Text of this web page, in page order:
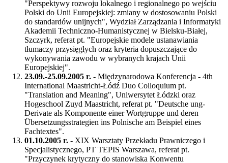
"Perspektywy rozwoju lokalnego i regionalnego po wejściu
Polski do Unii Europejskiej: zmiany w dostosowaniu Polski
do standardów unijnych", Wydział Zarządzania i Informatyki
Akademii Techniczno-Humanistycznej w Bielsku-Białej,
Szczyrk, referat pt. "Europejskie modele ustanawiania
tłumaczy przysięgłych oraz kryteria dopuszczające do
wykonywania zawodu w wybranych krajach Unii
Europejskiej".
23.09.-25.09.2005 r. - Międzynarodowa Konferencja - 4th
International Maastricht-Łódź Duo Colloquium pt.
"Translation and Meaning", Uniwersytet Łódzki oraz
Hogeschool Zuyd Maastricht, referat pt. "Deutsche ung-
Derivate als Komponente einer Wortgruppe und deren
Übersetzungsstrategien ins Polnische am Beispiel eines
Fachtextes".
01.10.2005 r. - XIX Warsztaty Przekładu Prawniczego i
Specjalistycznego, PT TEPIS Warszawa, referat pt.
"Przyczynek krytyczny do stanowiska Konwentu